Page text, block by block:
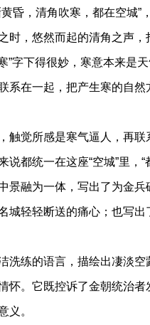
，清角吹寒，都在空城”
时，悠然而起的清角之声
”字下得很妙，寒意本来是
系在一起，把产生寒的自
觉所感是寒气逼人，再联
说都统一在这座“空城”里，
景融为一体，写出了为金
城轻轻断送的痛心；也写
练的语言，描绘出凄淡空
怀。它既控诉了金朝统治
义。